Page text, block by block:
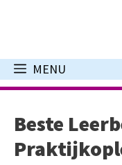
inhoud
MENU
Beste